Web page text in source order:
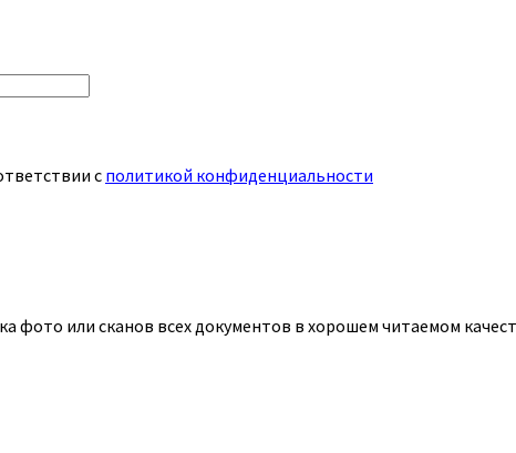
сполитикой конфиденциальности
фото или сканов всех документов в хорошем читаемом